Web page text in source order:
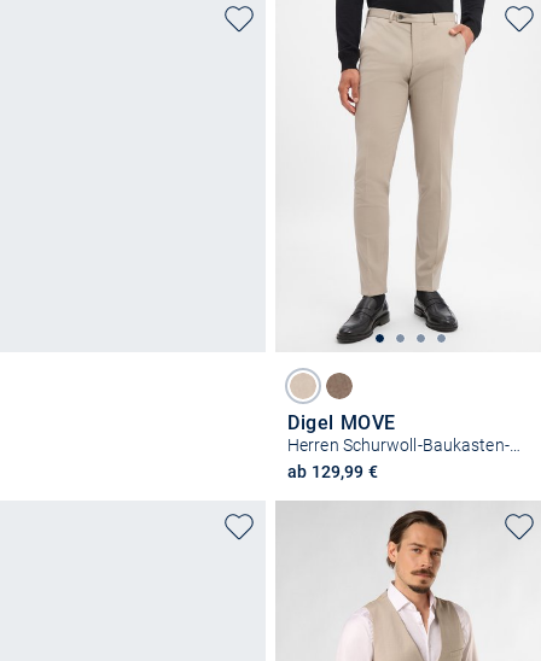
Digel MOVE
Herren Schurwoll-Baukasten-Hose - Apollo
ab 129,99 €